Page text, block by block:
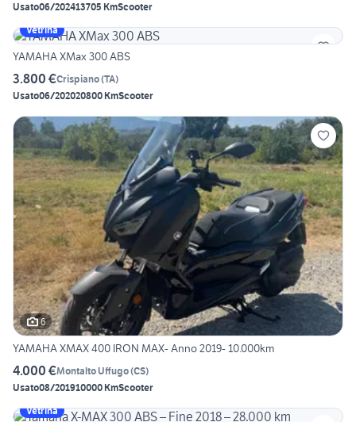
Usato06/202413705 KmScooter
Vetrina
YAMAHA XMax 300 ABS
3.800 €Crispiano(TA)
Usato06/202020800 KmScooter
6
YAMAHA XMAX 400 IRON MAX- Anno 2019- 10.000km
4.000 €Montalto Uffugo(CS)
Usato08/201910000 KmScooter
Vetrina